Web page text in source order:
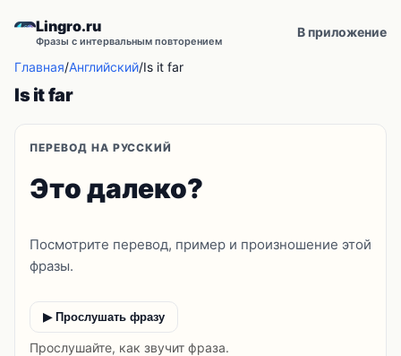
Lingro.ru
Фразы с интервальным повторением
В приложение
Главная/Английский/Is it far
Is it far
ПЕРЕВОД НА РУССКИЙ
Это далеко?
Посмотрите перевод, пример и произношение этой
фразы.
▶ Прослушать фразу
Прослушайте, как звучит фраза.